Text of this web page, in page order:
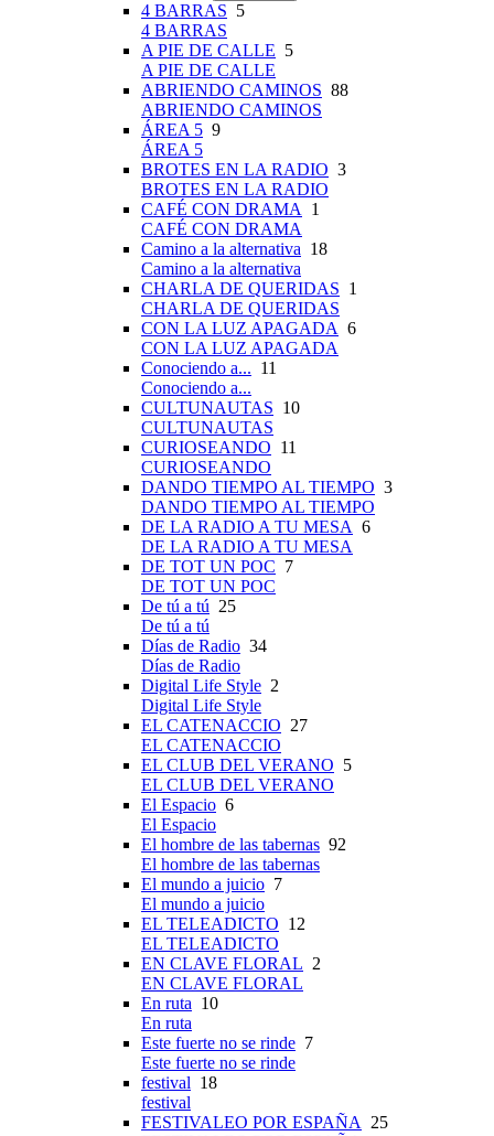
4 BARRAS 5
4 BARRAS
A PIE DE CALLE 5
A PIE DE CALLE
ABRIENDO CAMINOS 88
ABRIENDO CAMINOS
ÁREA 5 9
ÁREA 5
BROTES EN LA RADIO 3
BROTES EN LA RADIO
CAFÉ CON DRAMA 1
CAFÉ CON DRAMA
Camino a la alternativa 18
Camino a la alternativa
CHARLA DE QUERIDAS 1
CHARLA DE QUERIDAS
CON LA LUZ APAGADA 6
CON LA LUZ APAGADA
Conociendo a... 11
Conociendo a...
CULTUNAUTAS 10
CULTUNAUTAS
CURIOSEANDO 11
CURIOSEANDO
DANDO TIEMPO AL TIEMPO 3
DANDO TIEMPO AL TIEMPO
DE LA RADIO A TU MESA 6
DE LA RADIO A TU MESA
DE TOT UN POC 7
DE TOT UN POC
De tú a tú 25
De tú a tú
Días de Radio 34
Días de Radio
Digital Life Style 2
Digital Life Style
EL CATENACCIO 27
EL CATENACCIO
EL CLUB DEL VERANO 5
EL CLUB DEL VERANO
El Espacio 6
El Espacio
El hombre de las tabernas 92
El hombre de las tabernas
El mundo a juicio 7
El mundo a juicio
EL TELEADICTO 12
EL TELEADICTO
EN CLAVE FLORAL 2
EN CLAVE FLORAL
En ruta 10
En ruta
Este fuerte no se rinde 7
Este fuerte no se rinde
festival 18
festival
FESTIVALEO POR ESPAÑA 25